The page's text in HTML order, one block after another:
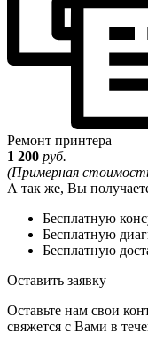
Ремонт принтера
1 200 руб.
(Примерная
А так же, Вы
Бесплатную
Бесплатную
Бесплатную
Оставить заявку
Оставьте нам свои
свяжется с Вами в